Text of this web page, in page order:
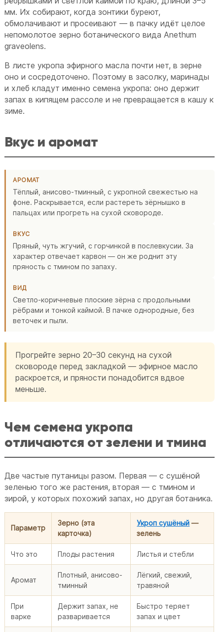
мм. Их собирают, когда зонтики буреют,
обмолачивают и просеивают — в пачку идёт целое
непомолотое зерно ботанического вида Anethum
graveolens.
В листе укропа эфирного масла почти нет, в зерне
оно и сосредоточено. Поэтому в засолку, маринады
и хлеб кладут именно семена укропа: оно держит
запах в кипящем рассоле и не превращается в кашу к
зиме.
Вкус и аромат
АРОМАТ
Тёплый, анисово-тминный, с укропной свежестью на
фоне. Раскрывается, если растереть зёрнышко в
пальцах или прогреть на сухой сковороде.
ВКУС
Пряный, чуть жгучий, с горчинкой в послевкусии. За
характер отвечает карвон — он же роднит эту
пряность с тмином по запаху.
ВИД
Светло-коричневые плоские зёрна с продольными
рёбрами и тонкой каймой. В пачке однородные, без
веточек и пыли.
Прогрейте зерно 20–30 секунд на сухой
сковороде перед закладкой — эфирное масло
раскроется, и пряности понадобится вдвое
меньше.
Чем семена укропа
отличаются от зелени и тмина
Две частые путаницы разом. Первая — с сушёной
зеленью того же растения, вторая — с тмином и
зирой, у которых похожий запах, но другая ботаника.
Параметр
Зерно (эта
карточка)
Укроп сушёный —
зелень
Что это Плоды растения Листья и стебли
Аромат
Плотный, анисово-
тминный
Лёгкий, свежий,
травяной
При
варке
Держит запах, не
разваривается
Быстро теряет
запах и цвет